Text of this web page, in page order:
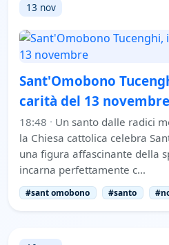
13 nov
Sant'Omobono
carità del 13 novembre
18:48 · Un santo dalle radici
la Chiesa cattolica celebra
una figura affascinante della
incarna perfettamente c…
#sant omobono #santo